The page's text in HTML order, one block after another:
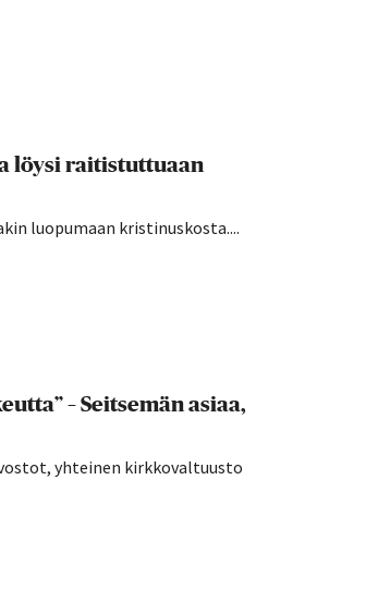
löysi raitistuttuaan
luopumaan kristinuskosta....
– Seitsemän asiaa,
yhteinen kirkkovaltuusto